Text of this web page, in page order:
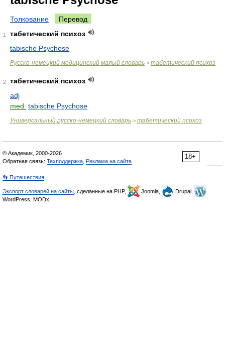
Толкование Перевод
1
табетический психоз
tabische Psychose
Руccко-немецкий медицинский малый словарь > табетический психоз
2
табетический психоз
adj
med. tabische Psychose
Универсальный русско-немецкий словарь > табетический психоз
18+
© Академик, 2000-2026
Обратная связь: Техподдержка Реклама на сайте
👣 Путешествия
Экспорт словарей на сайты , сделанные на PHP, Joomla,
Drupal,
WordPress, MODx.